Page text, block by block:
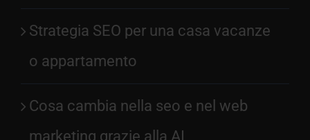
Strategia SEO per una casa vacanze
o appartamento
Cosa cambia nella seo e nel web
marketing grazie alla AI